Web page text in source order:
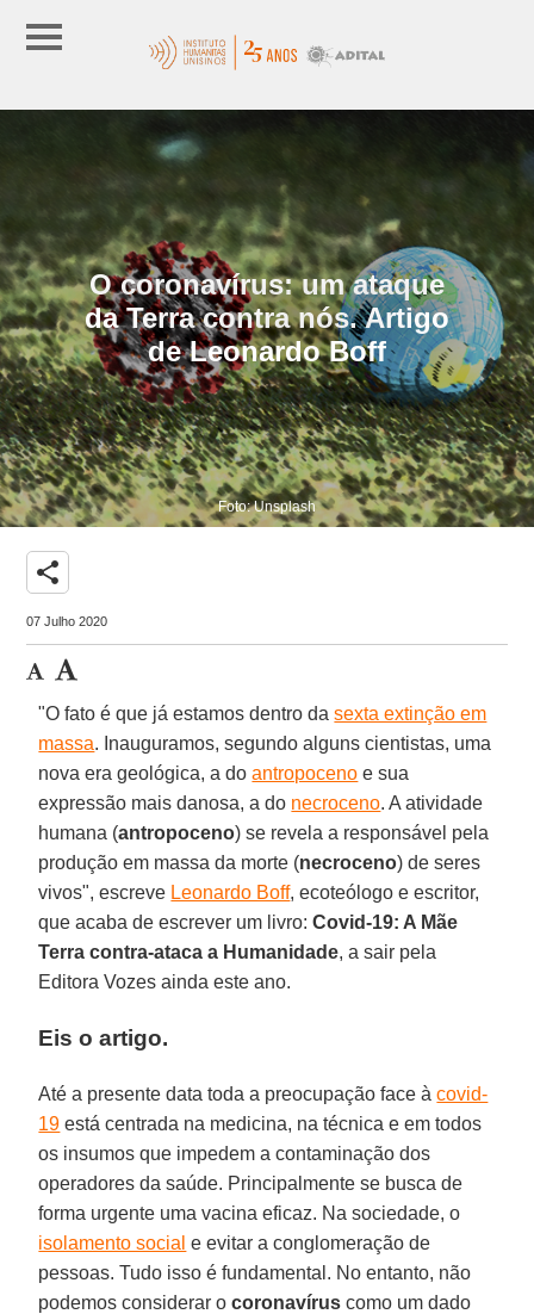
O coronavírus: um ataque
da Terra contra nós. Artigo
de Leonardo Boff
Foto: Unsplash
share
07 Julho 2020
"O fato é que já estamos dentro dasexta extinção em
massa. Inauguramos, segundo alguns cientistas, uma
nova era geológica, a doantropoceno e sua
expressão mais danosa, a do necroceno. A atividade
humana (antropoceno) se revela a responsável pela
produção em massa da morte (necroceno) de seres
vivos", escreve Leonardo Boff, ecoteólogo e escritor,
que acaba de escrever um livro:Covid-19: A Mãe
Terra contra-ataca a Humanidade, a sair pela
Editora Vozes ainda este ano.
Eis o artigo.
Até a presente data toda a preocupação face àcovid-
19 está centrada na medicina, na técnica e em todos
os insumos que impedem a contaminação dos
operadores da saúde. Principalmente se busca de
forma urgente uma vacina eficaz. Na sociedade, o
isolamento social e evitar a conglomeração de
pessoas. Tudo isso é fundamental. No entanto, não
podemos considerar ocoronavírus como um dado